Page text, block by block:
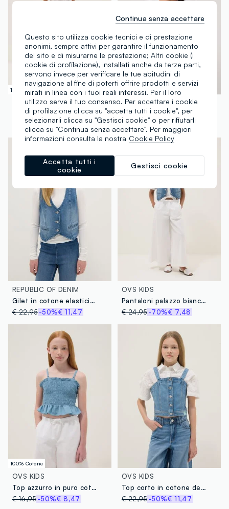
100% Cotone
OVS KIDS
Pantaloni cargo in puro cotone beige da ragazza relaxed fit
€ 24,95-50%€ 12,47
OVS KIDS
€ 16,95-50%€ 8,47
REPUBLIC OF DENIM
Gilet in cotone elasticizzato blu da ragazza slim fit
€ 22,95-50%€ 11,47
OVS KIDS
Pantaloni palazzo bianchi in misto lino e cotone wide leg
€ 24,95 -70%€ 7,48
100% Cotone
OVS KIDS
Top azzurro in puro cotone con arricciatura
€ 16,95-50%€ 8,47
OVS KIDS
Top corto in cotone denim elasticizzato blu da ragazza slim fit
€ 22,95 -50%€ 11,47
Questo sito utilizza cookie tecnici e di prestazione
anonimi, sempre attivi per garantire il funzionamento
del sito e di misurarne le prestazione; Altri cookie (i
cookie di profilazione), installati anche da terze parti,
servono invece per verificare le tue abitudini di
navigazione al fine di poterti offrire prodotti e servizi
mirati in linea con i tuoi reali interessi. Per il loro
utilizzo serve il tuo consenso. Per accettare i cookie
di profilazione clicca su "accetta tutti i cookie", per
selezionarli clicca su "Gestisci cookie" o per rifiutarli
clicca su "Continua senza accettare". Per maggiori
informazioni consulta la nostra Cookie Policy
Gestisci cookie
Accetta tutti i
cookie
Continua senza accettare